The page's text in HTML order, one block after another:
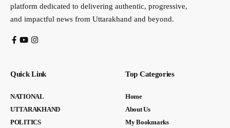
platform dedicated to delivering authentic, progressive,
and impactful news from Uttarakhand and beyond.
Quick Link
NATIONAL
UTTARAKHAND
POLITICS
Top Categories
Home
About Us
My Bookmarks